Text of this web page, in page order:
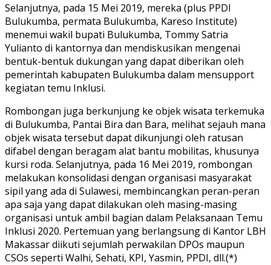
Selanjutnya, pada 15 Mei 2019, mereka (plus PPDI
Bulukumba, permata Bulukumba, Kareso Institute)
menemui wakil bupati Bulukumba, Tommy Satria
Yulianto di kantornya dan mendiskusikan mengenai
bentuk-bentuk dukungan yang dapat diberikan oleh
pemerintah kabupaten Bulukumba dalam mensupport
kegiatan temu Inklusi.
Rombongan juga berkunjung ke objek wisata terkemuka
di Bulukumba, Pantai Bira dan Bara, melihat sejauh mana
objek wisata tersebut dapat dikunjungi oleh ratusan
difabel dengan beragam alat bantu mobilitas, khusunya
kursi roda. Selanjutnya, pada 16 Mei 2019, rombongan
melakukan konsolidasi dengan organisasi masyarakat
sipil yang ada di Sulawesi, membincangkan peran-peran
apa saja yang dapat dilakukan oleh masing-masing
organisasi untuk ambil bagian dalam Pelaksanaan Temu
Inklusi 2020. Pertemuan yang berlangsung di Kantor LBH
Makassar diikuti sejumlah perwakilan DPOs maupun
CSOs seperti Walhi, Sehati, KPI, Yasmin, PPDI, dll.(*)